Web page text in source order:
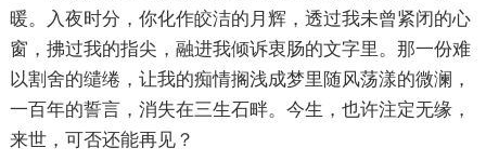
暖。入夜时分，你化作皎洁的月辉，透过我未曾紧闭的心
窗，拂过我的指尖，融进我倾诉衷肠的文字里。那一份难
以割舍的缱绻，让我的痴情搁浅成梦里随风荡漾的微澜，
一百年的誓言，消失在三生石畔。今生，也许注定无缘，
来世，可否还能再见？